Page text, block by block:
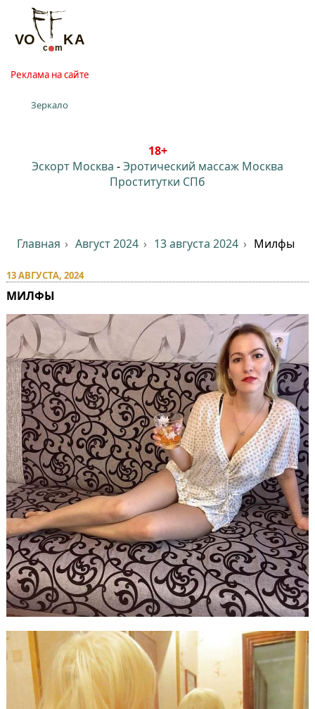
Реклама на сайте
Зеркало
18+
Эскорт Москва -Эротический массаж Москва
Проститутки СПб
Главная Август 2024 13 августа 2024 Милфы
13 АВГУСТА, 2024
МИЛФЫ